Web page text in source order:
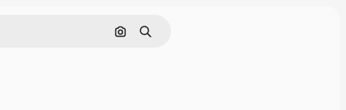
画像で検索
検索